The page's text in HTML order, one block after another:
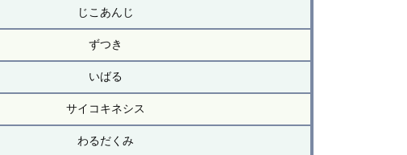
じこあんじ
ずつき
いばる
サイコキネシス
わるだくみ